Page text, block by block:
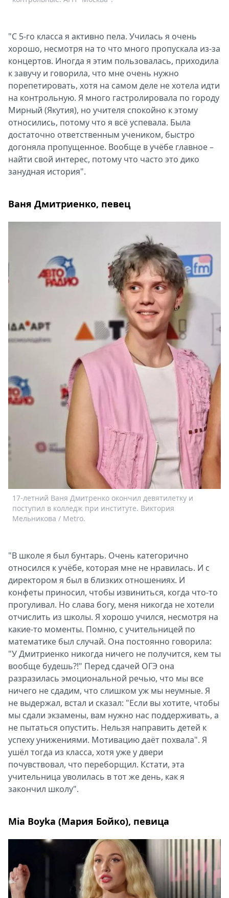
"С 5-го класса я активно пела. Училась я очень
хорошо, несмотря на то что много пропускала из-за
концертов. Иногда я этим пользовалась, приходила
к завучу и говорила, что мне очень нужно
порепетировать, хотя на самом деле не хотела идти
на контрольную. Я много гастролировала по городу
Мирный (Якутия), но учителя спокойно к этому
относились, потому что я всё успевала. Была
достаточно ответственным учеником, быстро
догоняла пропущенное. Вообще в учёбе главное –
найти свой интерес, потому что часто это дико
занудная история".
Ваня Дмитриенко, певец
17-летний Ваня Дмитренко окончил девятилетку и
поступил в колледж при институте. Виктория
Мельникова / Metro.
"В школе я был бунтарь. Очень категорично
относился к учёбе, которая мне не нравилась. И с
директором я был в близких отношениях. И
конфеты приносил, чтобы извиниться, когда что-то
прогуливал. Но слава богу, меня никогда не хотели
отчислить из школы. Я хорошо учился, несмотря на
какие-то моменты. Помню, с учительницей по
математике был случай. Она постоянно говорила:
"У Дмитриенко никогда ничего не получится, кем ты
вообще будешь?!" Перед сдачей ОГЭ она
разразилась эмоциональной речью, что мы все
ничего не сдадим, что слишком уж мы неумные. Я
не выдержал, встал и сказал: "Если вы хотите, чтобы
мы сдали экзамены, вам нужно нас поддерживать, а
не пытаться опустить. Нельзя направить детей к
успеху унижениями. Мотивацию даёт похвала". Я
ушёл тогда из класса, хотя уже у двери
почувствовал, что переборщил. Кстати, эта
учительница уволилась в тот же день, как я
закончил школу".
Mia Boyka (Мария Бойко), певица